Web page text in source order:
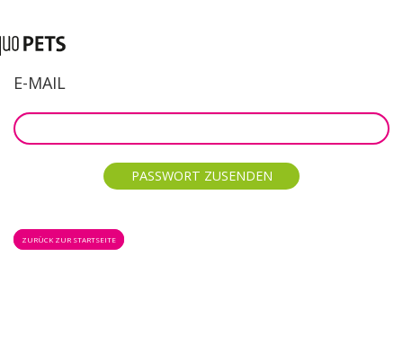
E-MAIL
ZURÜCK ZUR STARTSEITE